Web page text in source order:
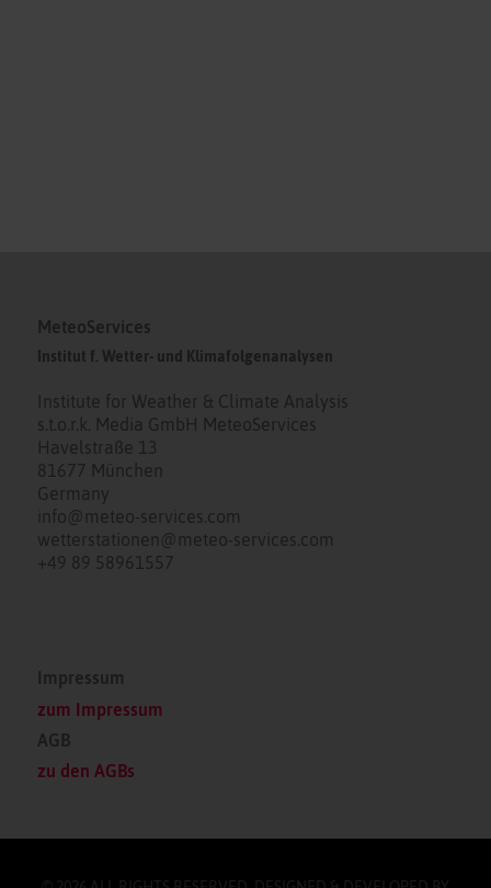
MeteoServices
Institut f. Wetter- und Klimafolgenanalysen
Institute for Weather & Climate Analysis
s.t.o.r.k. Media GmbH MeteoServices
Havelstraße 13
81677 München
Germany
info@meteo-services.com
wetterstationen@meteo-services.com
+49 89 58961557
Impressum
zum Impressum
AGB
zu den AGBs